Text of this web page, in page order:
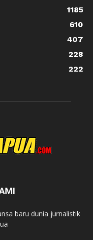
1185
610
407
228
222
baru dunia jurnalistik